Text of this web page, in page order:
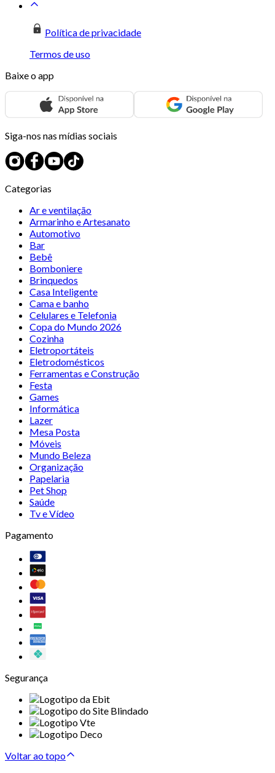
Política de privacidade
Termos de uso
Baixe o app
Siga-nos nas mídias sociais
Categorias
Ar e ventilação
Armarinho e Artesanato
Automotivo
Bar
Bebê
Bomboniere
Brinquedos
Casa Inteligente
Cama e banho
Celulares e Telefonia
Copa do Mundo 2026
Cozinha
Eletroportáteis
Eletrodomésticos
Ferramentas e Construção
Festa
Games
Informática
Lazer
Mesa Posta
Móveis
Mundo Beleza
Organização
Papelaria
Pet Shop
Saúde
Tv e Vídeo
Pagamento
Segurança
Voltar ao topo